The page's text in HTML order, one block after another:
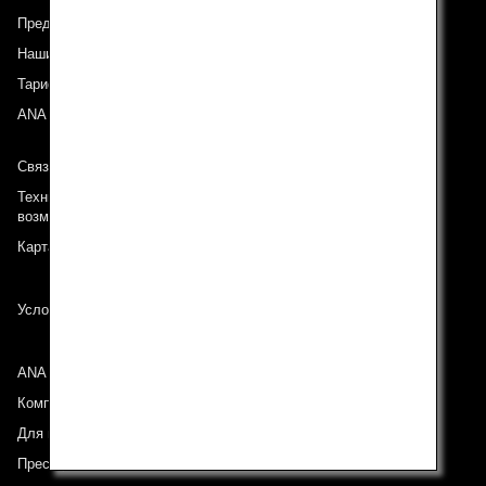
Предложения и объявления
Наши направления
Тариф ANA Experience
ANA Mileage Club
Связь с ANA
Техническая поддержка (Для клиентов с ограниченными
возможностями)
Карта сайта
Условия перевозки
ANA Group
Компании группы
Для инвесторов
Пресс-релизы